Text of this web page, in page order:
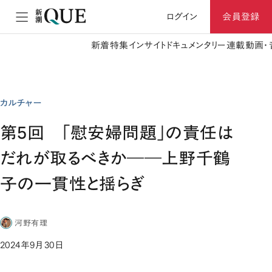
ログイン 会員登録
新着特集 インサイト ドキュメンタリー 連載動画
カルチャー
第5回 「慰安婦問題」の責任は
だれが取るべきか――上野千鶴
子の一貫性と揺らぎ
河野有理
2024年9月30日